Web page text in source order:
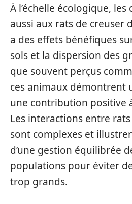
À l’échelle écologique,
aussi aux rats de creuser
a des effets bénéfiques
sols et la dispersion des
que souvent perçus
ces animaux démontrent
une contribution positive
Les interactions entre
sont complexes et
d’une gestion équilibrée
populations pour éviter
trop grands.